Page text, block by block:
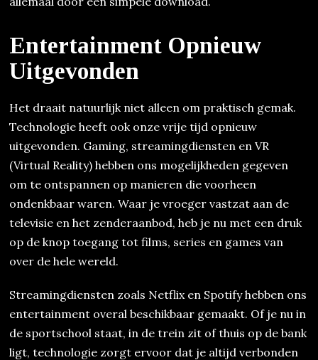
Entertainment Opnieuw
Uitgevonden
Het draait natuurlijk niet alleen om praktisch gemak.
Technologie heeft ook onze vrije tijd opnieuw
uitgevonden. Gaming, streamingdiensten en VR
(Virtual Reality) hebben ons mogelijkheden gegeven
om te ontspannen op manieren die voorheen
ondenkbaar waren. Waar je vroeger vastzat aan de
televisie en het zenderaanbod, heb je nu met een druk
op de knop toegang tot films, series en games van
over de hele wereld.
Streamingdiensten zoals Netflix en Spotify hebben ons
entertainment overal beschikbaar gemaakt. Of je nu in
de sportschool staat, in de trein zit of thuis op de bank
ligt, technologie zorgt ervoor dat je altijd verbonden